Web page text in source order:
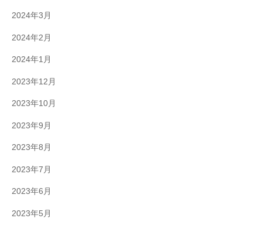
2024年3月
2024年2月
2024年1月
2023年12月
2023年10月
2023年9月
2023年8月
2023年7月
2023年6月
2023年5月